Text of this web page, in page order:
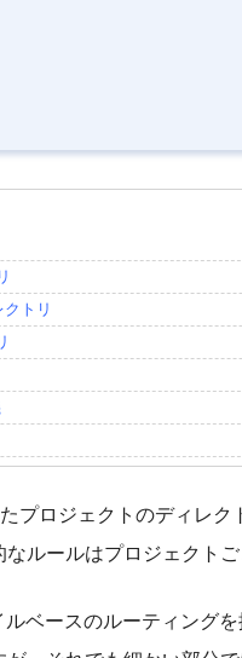
トリ
たプロジェクトのディレ
ルールはプロジェクトご
ルベースのルーティング